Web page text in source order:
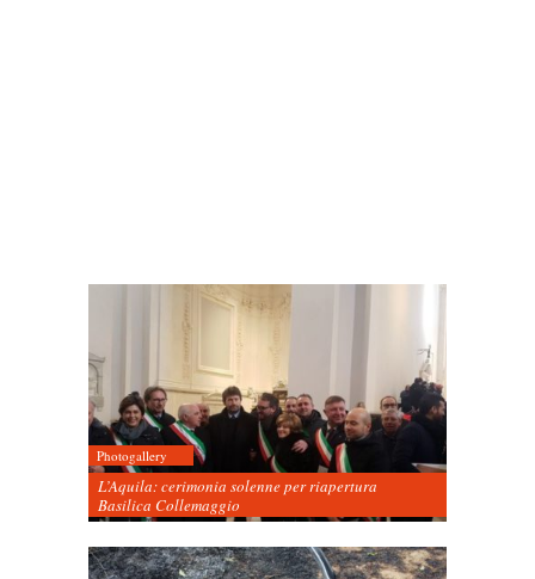
Photogallery
L’Aquila: cerimonia solenne per riapertura
Basilica Collemaggio